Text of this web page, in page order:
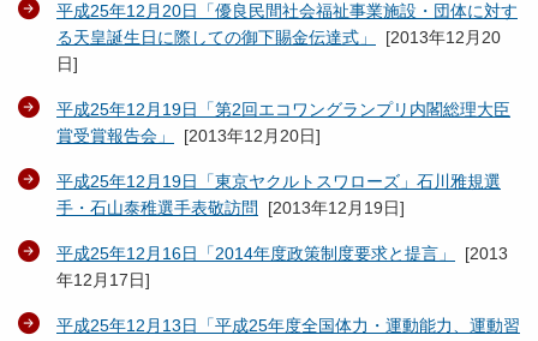
平成25年12月20日「優良民間社会福祉事業施設・団体に対す
る天皇誕生日に際しての御下賜金伝達式」
[2013年12月20
日]
平成25年12月19日「第2回エコワングランプリ内閣総理大臣
賞受賞報告会」
[2013年12月20日]
平成25年12月19日「東京ヤクルトスワローズ」石川雅規選
手・石山泰稚選手表敬訪問
[2013年12月19日]
平成25年12月16日「2014年度政策制度要求と提言」 [2013
年12月17日]
平成25年12月13日「平成25年度全国体力・運動能力、運動習